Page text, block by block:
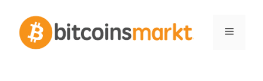
inhoud
Menu